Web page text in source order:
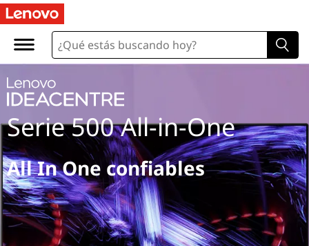
Serie 500 All-in-One
All In One confiables